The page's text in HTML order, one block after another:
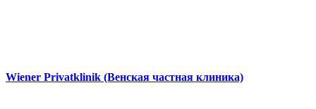
Wiener Privatklinik (Венская частная клиника)